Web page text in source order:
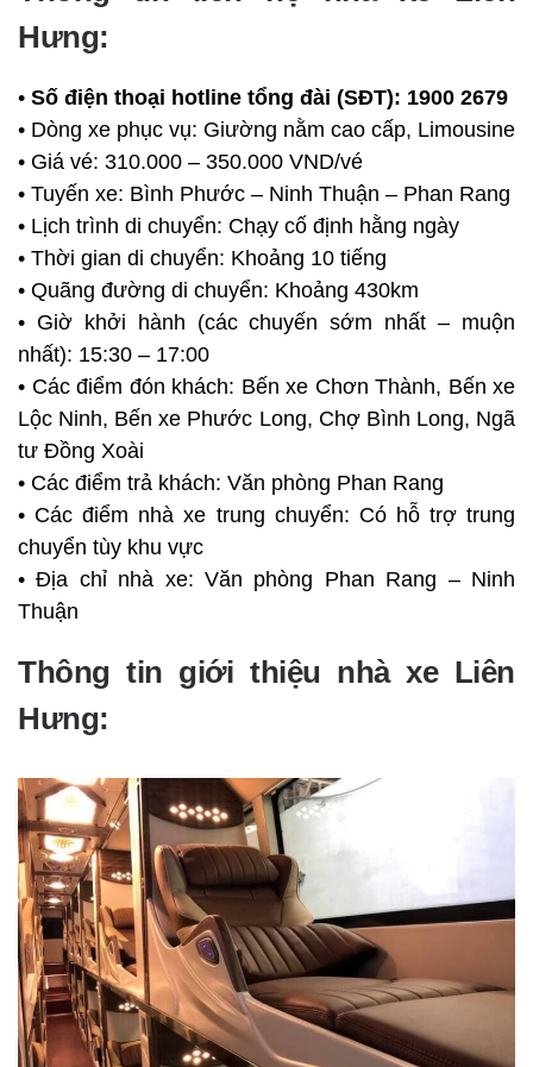
Hưng:
• Số điện thoại hotline tổng đài (SĐT): 1900 2679
• Dòng xe phục vụ: Giường nằm cao cấp, Limousine
• Giá vé: 310.000 – 350.000 VND/vé
• Tuyến xe: Bình Phước – Ninh Thuận – Phan Rang
• Lịch trình di chuyển: Chạy cố định hằng ngày
• Thời gian di chuyển: Khoảng 10 tiếng
• Quãng đường di chuyển: Khoảng 430km
• Giờ khởi hành (các chuyến sớm nhất – muộn
nhất): 15:30 – 17:00
• Các điểm đón khách: Bến xe Chơn Thành, Bến xe
Lộc Ninh, Bến xe Phước Long, Chợ Bình Long, Ngã
tư Đồng Xoài
• Các điểm trả khách: Văn phòng Phan Rang
• Các điểm nhà xe trung chuyển: Có hỗ trợ trung
chuyển tùy khu vực
• Địa chỉ nhà xe: Văn phòng Phan Rang – Ninh
Thuận
Thông tin giới thiệu nhà xe Liên
Hưng: